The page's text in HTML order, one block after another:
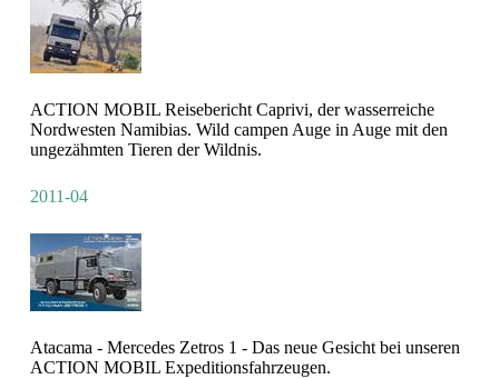
ACTION MOBIL Reisebericht Caprivi, der wasserreiche
Nordwesten Namibias. Wild campen Auge in Auge mit den
ungezähmten Tieren der Wildnis.
2011-04
Atacama - Mercedes Zetros 1 - Das neue Gesicht bei unseren
ACTION MOBIL Expeditionsfahrzeugen.